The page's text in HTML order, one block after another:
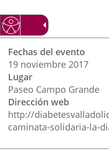
del
evento
Fechas del evento
19 noviembre 2017
Lugar
Paseo Campo Grande
Dirección web
http://
caminata-solidaria-la-